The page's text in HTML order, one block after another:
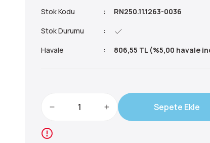
Stok Kodu
RN250.11.1263-0036
Stok Durumu
Havale
806,55 TL (%5,00 havale
Sepete Ekle